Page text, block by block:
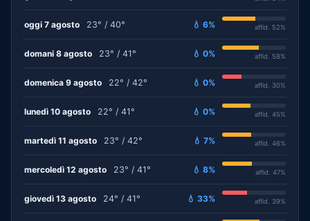
oggi 7 agosto 23° / 40° 💧 6% affid. 52%
domani 8 agosto 23° / 41° 💧 0% affid. 58%
domenica 9 agosto 22° / 42° 💧 0% affid. 30%
lunedì 10 agosto 22° / 41° 💧 0% affid. 45%
martedì 11 agosto 23° / 42° 💧 7% affid. 46%
mercoledì 12 agosto 23° / 41° 💧 8% affid. 47%
giovedì 13 agosto 24° / 41° 💧 33% affid. 39%